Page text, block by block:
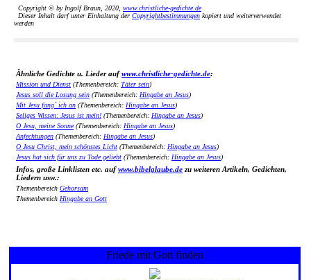
Copyright © by Ingolf Braun, 2020, www.christliche-gedichte.de
Dieser Inhalt darf unter Einhaltung der Copyrightbestimmungen kopiert und weiterverwendet
werden
Ähnliche Gedichte u. Lieder aufwww.christliche-gedichte.de:
Mission und Dienst (Themenbereich: Täter sein)
Jesus soll die Losung sein (Themenbereich: Hingabe an Jesus)
Mit Jesu fang´ ich an (Themenbereich: Hingabe an Jesus)
Seliges Wissen: Jesus ist mein! (Themenbereich: Hingabe an Jesus)
O Jesu, meine Sonne(Themenbereich: Hingabe an Jesus)
Anfechtungen (Themenbereich: Hingabe an Jesus)
O Jesu Christ, mein schönstes Licht (Themenbereich: Hingabe an Jesus)
Jesus hat sich für uns zu Tode geliebt (Themenbereich: Hingabe an Jesus)
Infos, große Linklisten etc. aufwww.bibelglaube.de zu weiteren Artikeln, Gedichten,
Liedern usw.:
Themenbereich Gehorsam
Themenbereich Hingabe an Gott
Friede mit Gott finden